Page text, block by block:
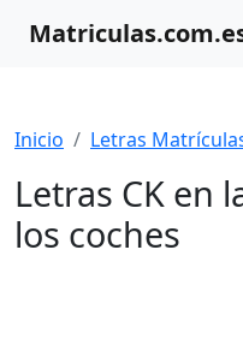
Inicio Letras
Letras CK en
los coches